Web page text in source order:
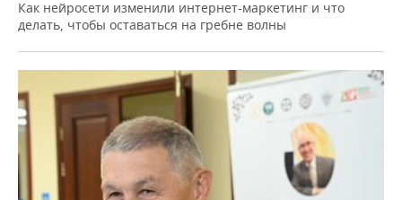
Как нейросети изменили интернет-маркетинг и что
делать, чтобы оставаться на гребне волны